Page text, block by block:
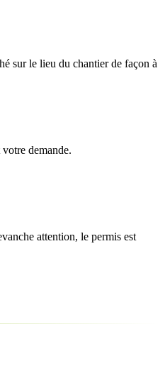
sur le lieu du chantier de façon à
demande.
attention, le permis est